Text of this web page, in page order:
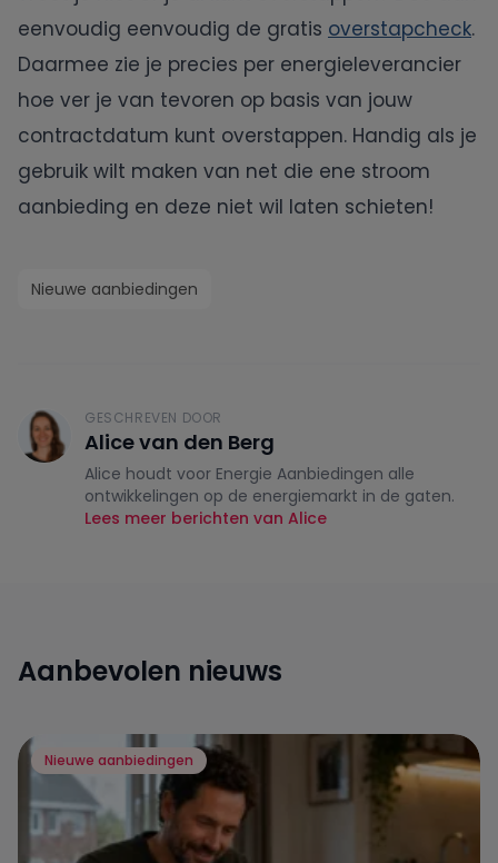
eenvoudig eenvoudig de gratis overstapcheck.
Daarmee zie je precies per energieleverancier
hoe ver je van tevoren op basis van jouw
contractdatum kunt overstappen. Handig als je
gebruik wilt maken van net die ene stroom
aanbieding en deze niet wil laten schieten!
Nieuwe aanbiedingen
GESCHREVEN DOOR
Alice van den Berg
Alice houdt voor Energie Aanbiedingen alle
ontwikkelingen op de energiemarkt in de gaten.
Lees meer berichten van Alice
Aanbevolen nieuws
Nieuwe aanbiedingen